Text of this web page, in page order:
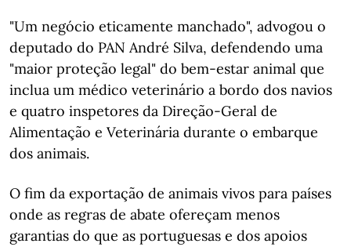
"Um negócio eticamente manchado", advogou o
deputado do PAN André Silva, defendendo uma
"maior proteção legal" do bem-estar animal que
inclua um médico veterinário a bordo dos navios
e quatro inspetores da Direção-Geral de
Alimentação e Veterinária durante o embarque
dos animais.
O fim da exportação de animais vivos para países
onde as regras de abate ofereçam menos
garantias do que as portuguesas e dos apoios